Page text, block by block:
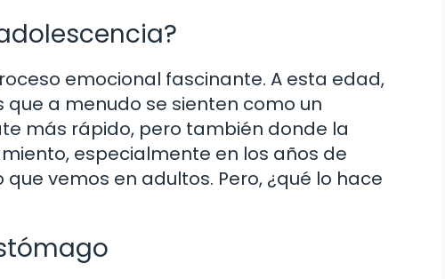
emocional fascinante. A esta edad,
a menudo se sienten como un
más rápido, pero también donde la
especialmente en los años de
vemos en adultos. Pero, ¿qué lo hace